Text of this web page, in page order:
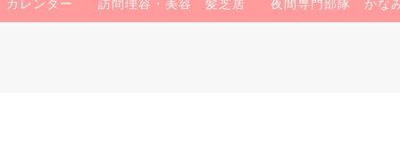
カレンダー 訪問理容・美容 髪芝居 夜間専門部隊 かな